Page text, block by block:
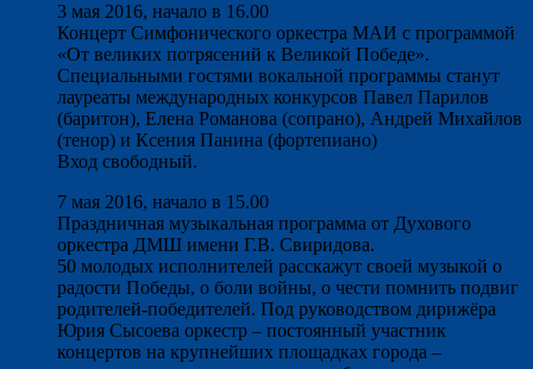
3 мая 2016, начало в 16.00
Концерт Симфонического оркестра МАИ с программой
«От великих потрясений к Великой Победе».
Специальными гостями вокальной программы станут
лауреаты международных конкурсов Павел Парилов
(баритон), Елена Романова (сопрано), Андрей Михайлов
(тенор) и Ксения Панина (фортепиано)
Вход свободный.
7 мая 2016, начало в 15.00
Праздничная музыкальная программа от Духового
оркестра ДМШ имени Г.В. Свиридова.
50 молодых исполнителей расскажут своей музыкой о
радости Победы, о боли войны, о чести помнить подвиг
родителей-победителей. Под руководством дирижёра
Юрия Сысоева оркестр – постоянный участник
концертов на крупнейших площадках города –